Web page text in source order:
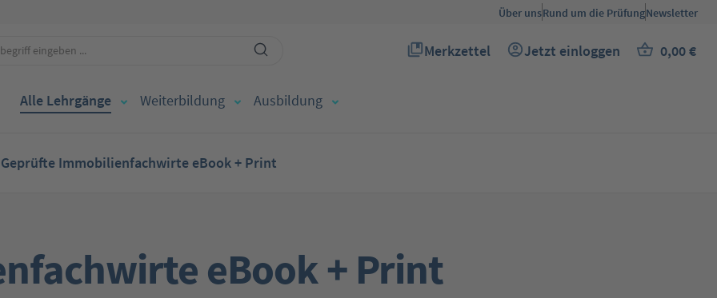
Über unsRund um die PrüfungNewsletter
Merkzettel
Du hast 0 Produkte auf dem Merkzettel
Jetzt einloggen 0,00 €
Alle Lehrgänge Weiterbildung Ausbildung
Geprüfte Immobilienfachwirte eBook + Print
eBook + Print